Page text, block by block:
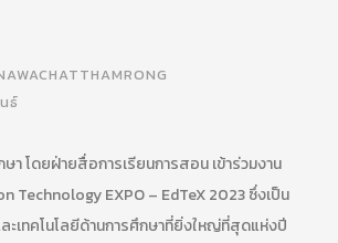
ธ์
โดยฝ่ายสื่อการเรียนการสอน เข้าร่วมงาน
Technology EXPO – EdTeX 2023 ซึ่งเป็น
ะเทคโนโลยีด้านการศึกษาที่ยิ่งใหญ่ที่สุดแห่งปี